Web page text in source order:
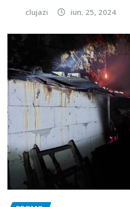
clujazi iun. 25, 2024